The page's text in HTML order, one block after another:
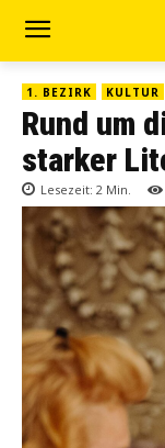
1. BEZIRK KULTUR
Rund um
starker
Lesezeit: 2 Min.